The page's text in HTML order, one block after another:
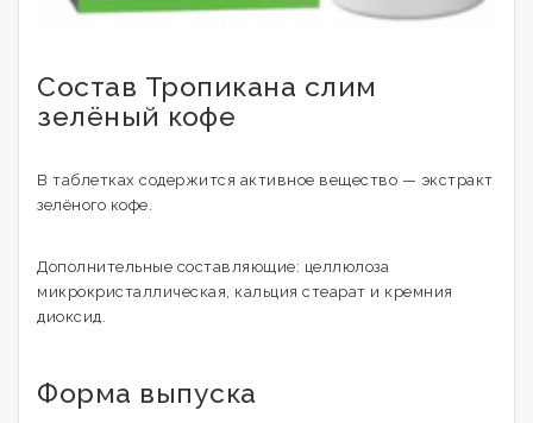
Состав Тропикана слим
зелёный кофе
В таблетках содержится активное вещество — экстракт
зелёного кофе.
Дополнительные составляющие: целлюлоза
микрокристаллическая, кальция стеарат и кремния
диоксид.
Форма выпуска